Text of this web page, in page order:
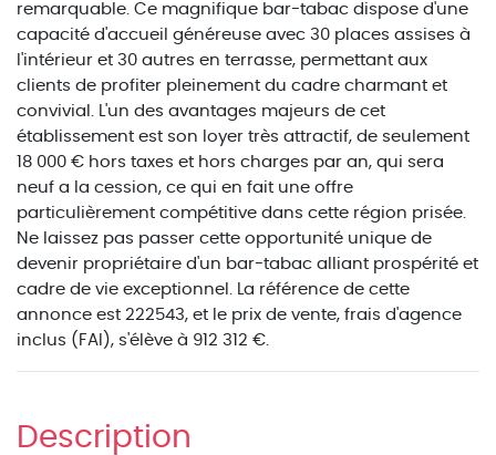
remarquable. Ce magnifique bar-tabac dispose d'une
capacité d'accueil généreuse avec 30 places assises à
l'intérieur et 30 autres en terrasse, permettant aux
clients de profiter pleinement du cadre charmant et
convivial. L'un des avantages majeurs de cet
établissement est son loyer très attractif, de seulement
18 000 € hors taxes et hors charges par an, qui sera
neuf a la cession, ce qui en fait une offre
particulièrement compétitive dans cette région prisée.
Ne laissez pas passer cette opportunité unique de
devenir propriétaire d'un bar-tabac alliant prospérité et
cadre de vie exceptionnel. La référence de cette
annonce est 222543, et le prix de vente, frais d'agence
inclus (FAI), s'élève à 912 312 €.
Description